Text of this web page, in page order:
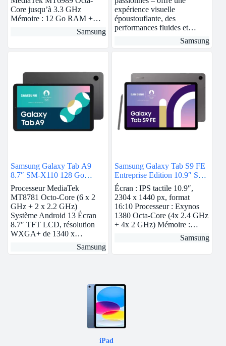
Core jusqu’à 3.3 GHz
Mémoire : 12 Go RAM +…
Samsung
expérience visuelle
époustouflante, des
performances fluides et…
Samsung
Samsung Galaxy Tab A9
8.7″ SM-X110 128 Go
Graphite 4G
Processeur MediaTek
MT8781 Octo-Core (6 x 2
GHz + 2 x 2.2 GHz)
Système Android 13 Écran
8.7″ TFT LCD, résolution
WXGA+ de 1340 x…
Samsung
Samsung Galaxy Tab S9 FE
Entreprise Edition 10.9″ SM-
X510N 128 Go Anthracite
5G
Écran : IPS tactile 10.9″,
2304 x 1440 px, format
16:10 Processeur : Exynos
1380 Octa-Core (4x 2.4 GHz
+ 4x 2 GHz) Mémoire :…
Samsung
iPad